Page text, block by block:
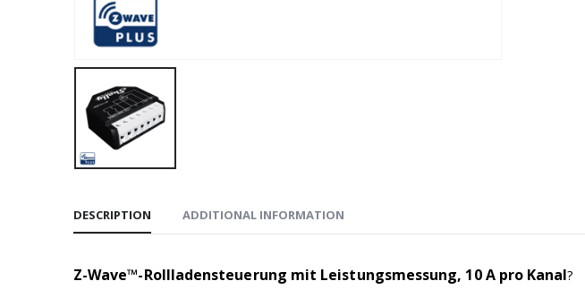
DESCRIPTION ADDITIONAL INFORMATION
Z-Wave™-Rollladensteuerung mit Leistungsmessung, 10 A pro Kanal?